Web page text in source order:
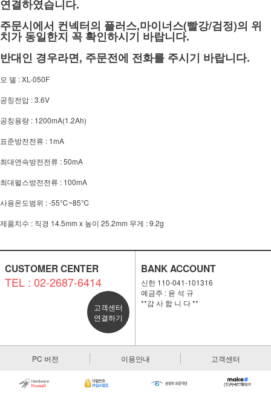
연결하였습니다.
주문시에서 컨넥터의 플러스,마이너스(빨강/검정)의 위
치가 동일한지 꼭 확인하시기 바랍니다.
반대인 경우라면, 주문전에 전화를 주시기 바랍니다.
모 델 : XL-050F
공칭전압 : 3.6V
공칭용량 : 1200mA(1.2Ah)
표준방전전류 : 1mA
최대연속방전전류 : 50mA
최대펄스방전전류 : 100mA
사용온도범위 : -55℃~85℃
제품치수 : 직경 14.5mm x 높이 25.2mm 무게 : 9.2g
CUSTOMER CENTER
TEL : 02-2687-6414
고객센터
연결하기
BANK ACCOUNT
신한 110-041-101316
예금주 : 윤 석 규
**감 사 합 니 다 **
PC 버전 이용안내 고객센터